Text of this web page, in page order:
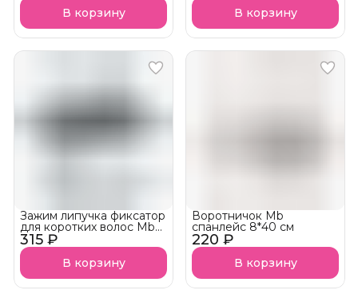
В корзину В корзину
315 ₽
Зажим липучка фиксатор
для коротких волос Mb
(2 шт/уп)
В корзину
220 ₽
Воротничок Mb
cпанлейс 8*40 см
В корзину